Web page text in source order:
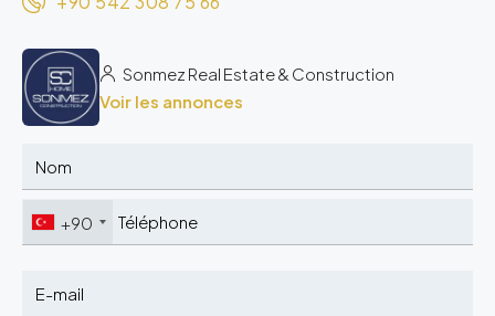
Sonmez Real Estate & Construction
Voir les annonces
+90